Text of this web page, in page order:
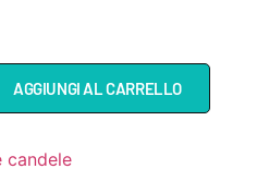
AGGIUNGI AL CARRELLO
candele